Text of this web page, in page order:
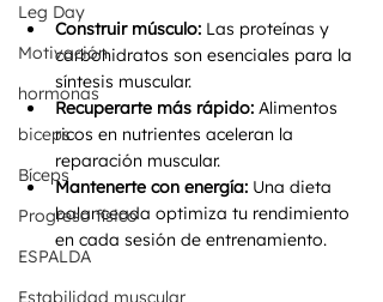
Leg Day
Motivación
hormonas
biceps
Bíceps
Progreso físico
ESPALDA
Estabilidad muscular
Construir músculo: Las proteínas y
carbohidratos son esenciales para la
síntesis muscular.
Recuperarte más rápido: Alimentos
ricos en nutrientes aceleran la
reparación muscular.
Mantenerte con energía: Una dieta
balanceada optimiza tu rendimiento
en cada sesión de entrenamiento.